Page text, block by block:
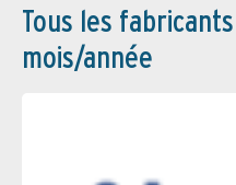
Tous les
mois/année